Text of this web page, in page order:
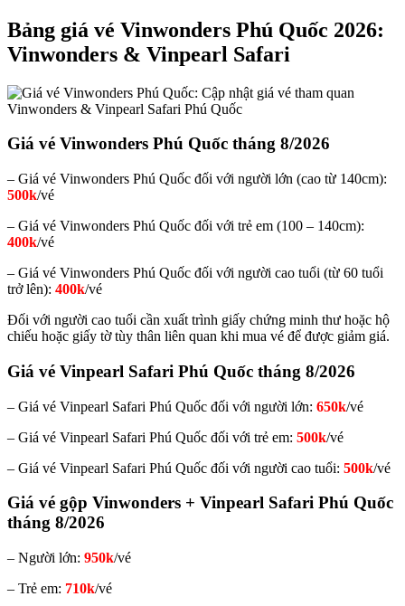
Bảng giá vé Vinwonders Phú Quốc 2026:
Vinwonders & Vinpearl Safari
Giá vé Vinwonders Phú Quốc tháng 8/2026
– Giá vé Vinwonders Phú Quốc đối với người lớn (cao từ 140cm):
500k/vé
– Giá vé Vinwonders Phú Quốc đối với trẻ em (100 – 140cm):
400k/vé
– Giá vé Vinwonders Phú Quốc đối với người cao tuổi (từ 60 tuổi
trở lên): 400k/vé
Đối với người cao tuổi cần xuất trình giấy chứng minh thư hoặc hộ
chiếu hoặc giấy tờ tùy thân liên quan khi mua vé để được giảm giá.
Giá vé Vinpearl Safari Phú Quốc tháng 8/2026
– Giá vé Vinpearl Safari Phú Quốc đối với người lớn: 650k/vé
– Giá vé Vinpearl Safari Phú Quốc đối với trẻ em: 500k/vé
– Giá vé Vinpearl Safari Phú Quốc đối với người cao tuổi: 500k/vé
Giá vé gộp Vinwonders + Vinpearl Safari Phú Quốc
tháng 8/2026
– Người lớn: 950k/vé
– Trẻ em: 710k/vé